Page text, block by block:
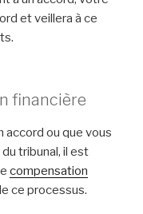
et veillera à ce
financière
accord ou que vous
tribunal, il est
compensation
ce processus.